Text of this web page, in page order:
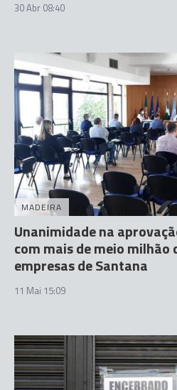
30 Abr 08:40
MADEIRA
Unanimidade na
com mais de meio milhão
empresas de Santana
11 Mai 15:09